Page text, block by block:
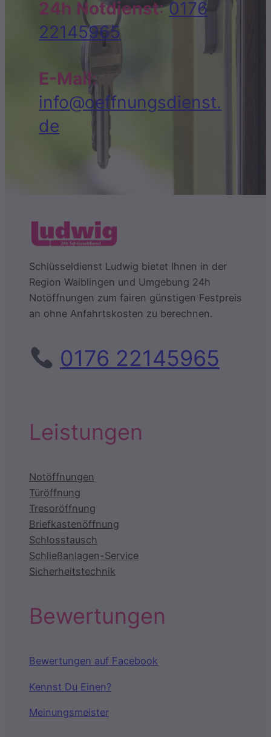
24h Notdienst:0176
22145965
E-Mail:
info@oeffnungsdienst.
de
Schlüsseldienst Ludwig bietet Ihnen in der
Region Waiblingen und Umgebung 24h
Notöffnungen zum fairen günstigen Festpreis
an ohne Anfahrtskosten zu berechnen.
0176 22145965
Leistungen
Notöffnungen
Türöffnung
Tresoröffnung
Briefkastenöffnung
Schlosstausch
Schließanlagen-Service
Sicherheitstechnik
Bewertungen
Bewertungen auf Facebook
Kennst Du Einen?
Meinungsmeister